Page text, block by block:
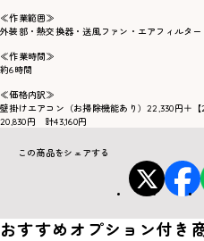
≪作業範囲≫
外装部・熱交換器・送風ファン・エアフィルター
≪作業時間≫
約6時間
≪価格内訳≫
壁掛けエアコン（お掃除機能あり）22,330円＋
20,830円 計43,160円
この商品をシェアする
おすすめオプション付き